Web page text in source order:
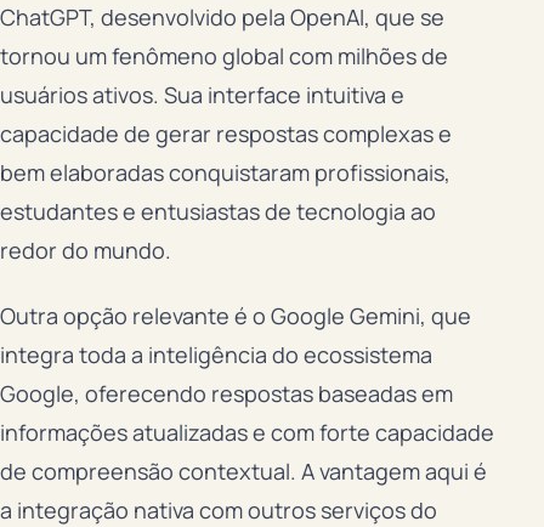
ChatGPT, desenvolvido pela OpenAI, que se
tornou um fenômeno global com milhões de
usuários ativos. Sua interface intuitiva e
capacidade de gerar respostas complexas e
bem elaboradas conquistaram profissionais,
estudantes e entusiastas de tecnologia ao
redor do mundo.
Outra opção relevante é o Google Gemini, que
integra toda a inteligência do ecossistema
Google, oferecendo respostas baseadas em
informações atualizadas e com forte capacidade
de compreensão contextual. A vantagem aqui é
a integração nativa com outros serviços do